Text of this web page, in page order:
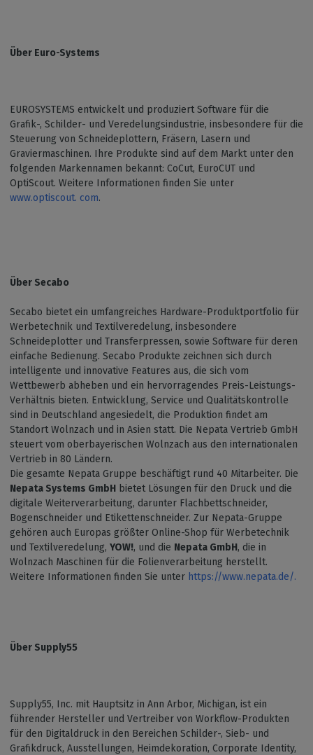
Über Euro-Systems
EUROSYSTEMS entwickelt und produziert Software für die
Grafik-, Schilder- und Veredelungsindustrie, insbesondere für die
Steuerung von Schneideplottern, Fräsern, Lasern und
Graviermaschinen. Ihre Produkte sind auf dem Markt unter den
folgenden Markennamen bekannt: CoCut, EuroCUT und
OptiScout. Weitere Informationen finden Sie unter
www.optiscout. com.
Über Secabo
Secabo bietet ein umfangreiches Hardware-Produktportfolio für
Werbetechnik und Textilveredelung, insbesondere
Schneideplotter und Transferpressen, sowie Software für deren
einfache Bedienung. Secabo Produkte zeichnen sich durch
intelligente und innovative Features aus, die sich vom
Wettbewerb abheben und ein hervorragendes Preis-Leistungs-
Verhältnis bieten. Entwicklung, Service und Qualitätskontrolle
sind in Deutschland angesiedelt, die Produktion findet am
Standort Wolnzach und in Asien statt. Die Nepata Vertrieb GmbH
steuert vom oberbayerischen Wolnzach aus den internationalen
Vertrieb in 80 Ländern.
Die gesamte Nepata Gruppe beschäftigt rund 40 Mitarbeiter. Die
Nepata Systems GmbH bietet Lösungen für den Druck und die
digitale Weiterverarbeitung, darunter Flachbettschneider,
Bogenschneider und Etikettenschneider. Zur Nepata-Gruppe
gehören auch Europas größter Online-Shop für Werbetechnik
und Textilveredelung, YOW!, und die Nepata GmbH, die in
Wolnzach Maschinen für die Folienverarbeitung herstellt.
Weitere Informationen finden Sie unter https://www.nepata.de/.
Über Supply55
Supply55, Inc. mit Hauptsitz in Ann Arbor, Michigan, ist ein
führender Hersteller und Vertreiber von Workflow-Produkten
für den Digitaldruck in den Bereichen Schilder-, Sieb- und
Grafikdruck, Ausstellungen, Heimdekoration, Corporate Identity,